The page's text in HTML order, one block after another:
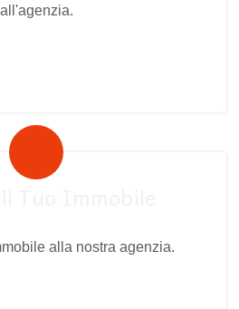
all'agenzia.
alla nostra agenzia.